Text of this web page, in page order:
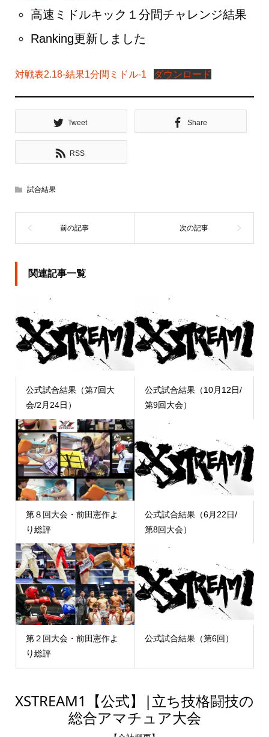
高速ミドルキック１分間チャレンジ結果
Ranking更新しました
対戦表2.18-結果1分間ミドル-1 ダウンロード
Tweet Share
RSS
試合結果
関連記事一覧
公式試合結果（第7回大
会/2月24日）
公式試合結果（10月12日/
第9回大会）
第８回大会・前田憲作よ
り総評
公式試合結果（6月22日/
第8回大会）
第２回大会・前田憲作よ
り総評
公式試合結果（第6回）
XSTREAM1【公式】|立ち技格闘技の
総合アマチュア大会